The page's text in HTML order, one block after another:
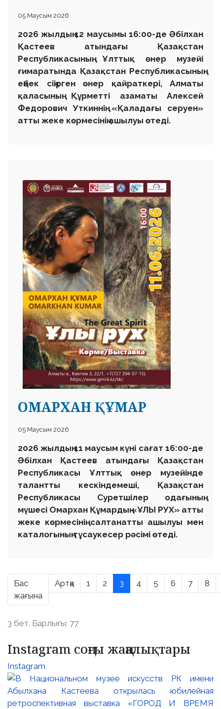
05 Маусым 2026
2026 жылдың 12 маусымы 16:00-де Әбілхан
Қастеев атындағы Қазақстан
Республикасының Ұлттық өнер музейі
ғимаратында Қазақстан Республикасының
еңбек сіңірген өнер қайраткері, Алматы
қаласының Құрметті азаматы Алексей
Федорович Уткиннің «Қаладағы серуен»
атты жеке көрмесінің ашылуы өтеді.
ОМАРХАН ҚҰМАР
05 Маусым 2026
2026 жылдың 11 маусым күні сағат 16:00-де
Әбілхан Қастеев атындағы Қазақстан
Республикасы Ұлттық өнер музейінде
талантты кескіндемеші, Қазақстан
Республикасы Суретшілер одағының
мүшесі Омархан Құмардың «ҰЛЫ РУХ» атты
жеке көрмесінің салтанатты ашылуы мен
каталогының тұсаукесер рәсімі өтеді.
Бас
жағына
Артқа 1 2 3 4 5 6 7 8
3 бет. Барлығы: 77
Instagram соңғы жаңалықтары
Instagram